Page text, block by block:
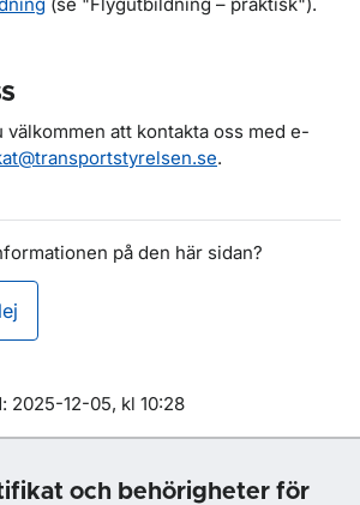
välkommen att kontakta oss med e-
.
på den här sidan?
2025-12-05, kl 10:28
och behörigheter för